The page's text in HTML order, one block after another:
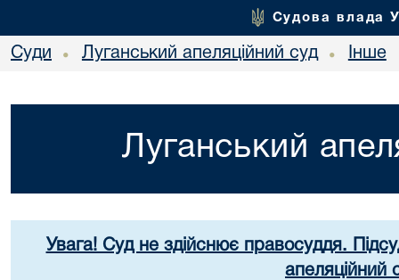
Судова влада
Суди • Луганський апеляційний суд • Інше
Луганський
Увага! Суд не здійснює правосуддя.
апеляційний